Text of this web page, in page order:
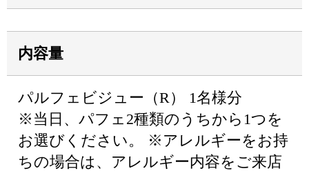
内容量
パルフェビジュー（R） 1名様分
※当日、パフェ2種類のうちから1つを
お選びください。 ※アレルギーをお持
ちの場合は、アレルギー内容をご来店